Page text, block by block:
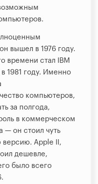
вышел в 1976 году.
времени стал IBM
1981 году. Именно
компьютеров,
за полгода,
в коммерческом
— он стоил чуть
версию. Apple II,
дешевле,
было всего